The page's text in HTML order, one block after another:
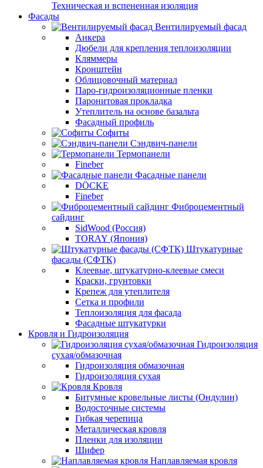
Техническая и вспененная изоляция
Фасады
Вентилируемый фасад
Анкера
Дюбели для крепления теплоизоляции
Кляммеры
Кронштейн
Облицовочный материал
Паро-гидроизоляционные пленки
Паронитовая прокладка
Утеплитель на основе базальта
Фасадный профиль
Софиты
Сэндвич-панели
Термопанели
Fineber
Фасадные панели
DÖCKE
Fineber
Фиброцементный
сайдинг
SidWood (Россия)
TORAY (Япония)
Штукатурные
фасады (СФТК)
Клеевые, штукатурно-клеевые смеси
Краски, грунтовки
Крепеж для утеплителя
Сетка и профили
Теплоизоляция для фасада
Фасадные штукатурки
Кровля и Гидроизоляция
Гидроизоляция
сухая/обмазочная
Гидроизоляция обмазочная
Гидроизоляция сухая
Кровля
Битумные кровельные листы (Ондулин)
Водосточные системы
Гибкая черепица
Металлическая кровля
Пленки для изоляции
Шифер
Наплавляемая кровля